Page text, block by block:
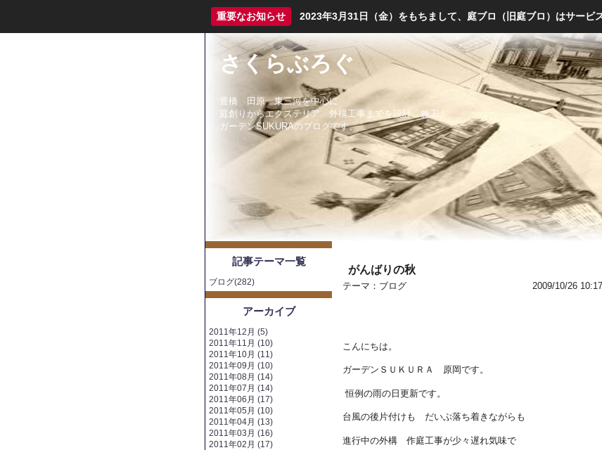
重要なお知らせ 2023年3月31日（金）をもちまして、庭ブロ（旧庭ブロ）はサービ
さくらぶろぐ
豊橋 田原 東三河を中心に
庭創りからエクステリア 外構工事までを設計 施工。
ガーデンSUKURAのブログです。
がんばりの秋
テーマ： ブログ 2009/10/26 10:17
こんにちは。
ガーデンＳＵＫＵＲＡ 原岡です。
恒例の雨の日更新です。
台風の後片付けも だいぶ落ち着きながらも
進行中の外構 作庭工事が少々遅れ気味で
記事テーマ一覧
ブログ(282)
アーカイブ
2011年12月 (5)
2011年11月 (10)
2011年10月 (11)
2011年09月 (10)
2011年08月 (14)
2011年07月 (14)
2011年06月 (17)
2011年05月 (10)
2011年04月 (13)
2011年03月 (16)
2011年02月 (17)